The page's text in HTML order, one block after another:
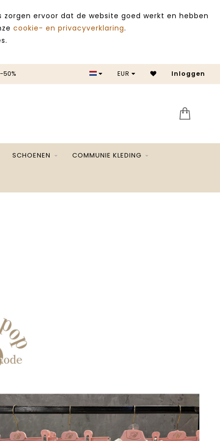
ervoor dat de website goed werkt en hebben
cookie- en privacyverklaring.
50% SALE
EUR Inloggen
SCHOENEN COMMUNIE KLEDING